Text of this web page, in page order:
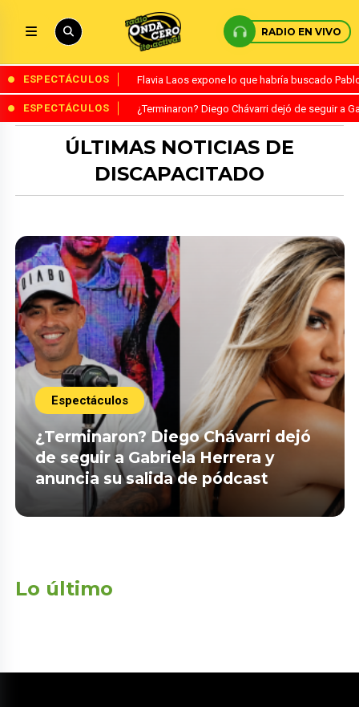
RADIO EN VIVO
ESPECTÁCULOS Flavia Laos expone lo que habría buscado
ESPECTÁCULOS ¿Terminaron? Diego Chávarri dejó de seguir a
ÚLTIMAS NOTICIAS DE
DISCAPACITADO
Espectáculos
¿Terminaron? Diego Chávarri dejó
de seguir a Gabriela Herrera y
anuncia su salida de pódcast
Lo último